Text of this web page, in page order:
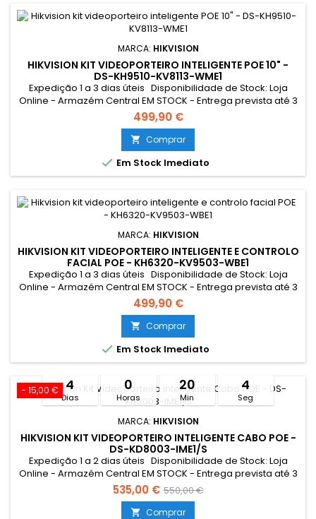
MARCA: HIKVISION
HIKVISION KIT VIDEOPORTEIRO INTELIGENTE POE 10" -
DS-KH9510-KV8113-WME1
Expedição 1 a 3 dias úteis Disponibilidade de Stock: Loja
Online - Armazém Central EM STOCK - Entrega prevista até 3
dias úteis Loja Braga - Rua António Fernandes Ferreira
Gomes SEM STOCK - Por encomenda - chegada até 2 dias
úteis Resumo: *Conexão Monitor e Intercomunicador
Exterior: Cabo UTP POE Tocaram à campainha quando não
estava em casa? A...
499,90 €
 Comprar
 Em Stock Imediato
MARCA: HIKVISION
HIKVISION KIT VIDEOPORTEIRO INTELIGENTE E CONTROLO
FACIAL POE - KH6320-KV9503-WBE1
Expedição 1 a 3 dias úteis Disponibilidade de Stock: Loja
Online - Armazém Central EM STOCK - Entrega prevista até 3
dias úteis Loja Braga - Rua António Fernandes Ferreira
Gomes SEM STOCK - Por encomenda - chegada até 2 dias
úteis Resumo: *Conexão Monitor e Intercomunicador
Exterior: Cabo UTP POE Tocaram à campainha quando não
estava em casa? A...
499,90 €
 Comprar
 Em Stock Imediato
- 15,00 € 4
Dias
0
Horas
20
Min
4
Seg
MARCA: HIKVISION
HIKVISION KIT VIDEOPORTEIRO INTELIGENTE CABO POE -
DS-KD8003-IME1/S
Expedição 1 a 2 dias úteis Disponibilidade de Stock: Loja
Online - Armazém Central EM STOCK - Entrega prevista até 3
dias úteis Loja Braga - Rua António Fernandes Ferreira
Gomes EM STOCK Limitado ao stock existente Campanha
válida entre 27/07 a 11/08/2026
535,00 € 550,00 €
 Comprar